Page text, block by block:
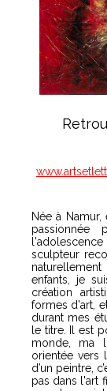
Née à Namur,
passionnée
sculpteur
enfants, je
création
formes d'art,
durant mes
le titre. Il est
monde, ma
orientée vers
d’un peintre,
pas dans l'art